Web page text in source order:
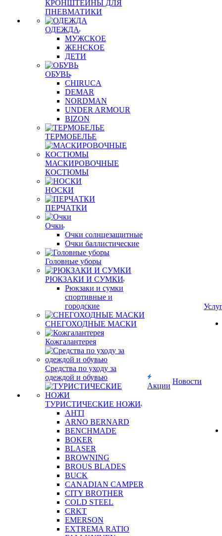
КРОНШТЕЙНЫ ДЛЯ
ПНЕВМАТИКИ
ОДЕЖДА
МУЖСКОЕ
ЖЕНСКОЕ
ДЕТИ
ОБУВЬ
CHIRUCA
DEMAR
NORDMAN
UNDER ARMOUR
BIZON
ТЕРМОБЕЛЬЕ
МАСКИРОВОЧНЫЕ
КОСТЮМЫ
НОСКИ
ПЕРЧАТКИ
Очки
Очки солнцезащитные
Очки баллистические
Головные уборы
РЮКЗАКИ И СУМКИ
Рюкзаки и сумки
спортивные и
городские
СНЕГОХОДНЫЕ МАСКИ
Кожгалантерея
Средства по уходу за
одеждой и обувью
ТУРИСТИЧЕСКИЕ НОЖИ
AHTI
ARNO BERNARD
BENCHMADE
BOKER
BLASER
BROWNING
BROUS BLADES
BUCK
CANADIAN CAMPER
CITY BROTHER
COLD STEEL
CRKT
EMERSON
EXTREMA RATIO
Акции
Новости